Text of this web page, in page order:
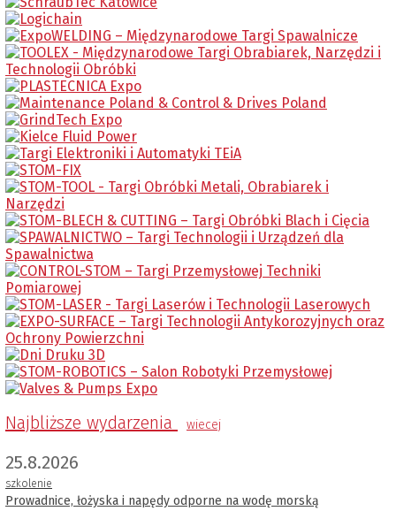
Najbliższe wydarzenia wiecej
25.8.2026
szkolenie
Prowadnice, łożyska i napędy odporne na wodę morską